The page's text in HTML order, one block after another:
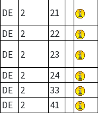
DE 2 21
DE
2 22
DE
2 23
DE
2 24
DE
2 33
DE
2 41